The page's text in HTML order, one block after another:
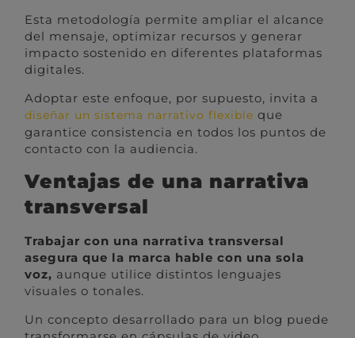
Esta metodología permite ampliar el alcance
del mensaje, optimizar recursos y generar
impacto sostenido en diferentes plataformas
digitales.
Adoptar este enfoque, por supuesto, invita a
diseñar un sistema narrativo flexible que
garantice consistencia en todos los puntos de
contacto con la audiencia.
Ventajas de una narrativa
transversal
Trabajar con una narrativa transversal
asegura que la marca hable con una sola
voz, aunque utilice distintos lenguajes
visuales o tonales.
Un concepto desarrollado para un blog puede